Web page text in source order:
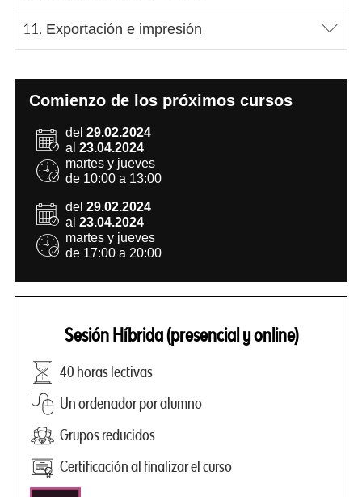
Sesión Híbrida (presencial y online)
40 horas lectivas
Un ordenador por alumno
Grupos reducidos
Certificación al finalizar el curso
Comienzo de los próximos cursos
del29.02.2024
al23.04.2024
martes y jueves
de 10:00 a 13:00
del29.02.2024
al23.04.2024
martes y jueves
de 17:00 a 20:00
Exportación e impresión